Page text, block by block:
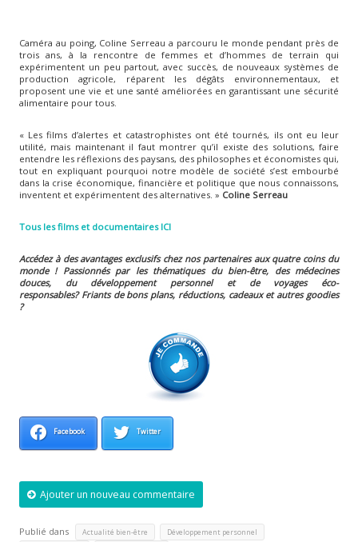
Caméra au poing, Coline Serreau a parcouru le monde pendant près de
trois ans, à la rencontre de femmes et d’hommes de terrain qui
expérimentent un peu partout, avec succès, de nouveaux systèmes de
production agricole, réparent les dégâts environnementaux, et
proposent une vie et une santé améliorées en garantissant une sécurité
alimentaire pour tous.
« Les films d’alertes et catastrophistes ont été tournés, ils ont eu leur
utilité, mais maintenant il faut montrer qu’il existe des solutions, faire
entendre les réflexions des paysans, des philosophes et économistes qui,
tout en expliquant pourquoi notre modèle de société s’est embourbé
dans la crise économique, financière et politique que nous connaissons,
inventent et expérimentent des alternatives. » Coline Serreau
Tous les films et documentaires ICI
Accédez à des avantages exclusifs chez nos partenaires aux quatre coins du
monde ! Passionnés par les thématiques du bien-être, des médecines
douces, du développement personnel et de voyages éco-
responsables? Friants de bons plans, réductions, cadeaux et autres goodies
?
Facebook Twitter
Ajouter un nouveau commentaire
Publié dans Actualité bien-être Développement personnel